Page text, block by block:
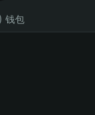
钱包